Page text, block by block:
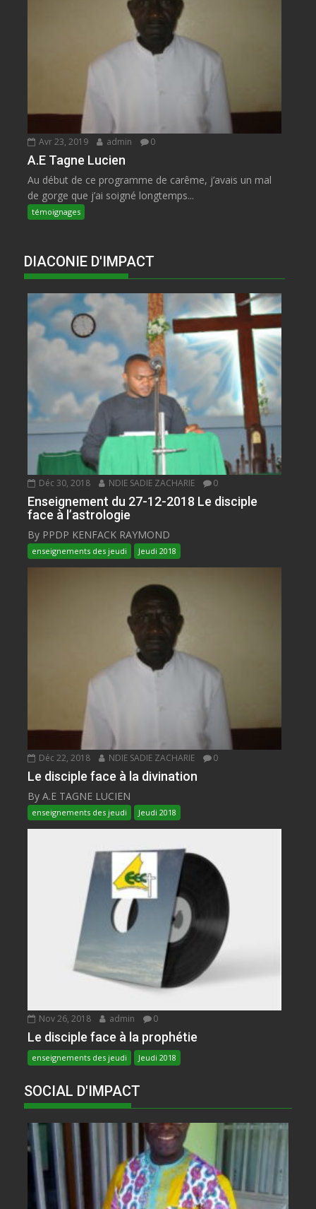
Avr 23, 2019 admin 0
A.E Tagne Lucien
Au début de ce programme de carême, j’avais un mal
de gorge que j’ai soigné longtemps...
témoignages
DIACONIE D'IMPACT
Déc 30, 2018 NDIE SADIE ZACHARIE 0
Enseignement du 27-12-2018 Le disciple
face à l’astrologie
By PPDP KENFACK RAYMOND
enseignements des jeudi Jeudi 2018
Déc 22, 2018 NDIE SADIE ZACHARIE 0
Le disciple face à la divination
By A.E TAGNE LUCIEN
enseignements des jeudi Jeudi 2018
Nov 26, 2018 admin 0
Le disciple face à la prophétie
enseignements des jeudi Jeudi 2018
SOCIAL D'IMPACT